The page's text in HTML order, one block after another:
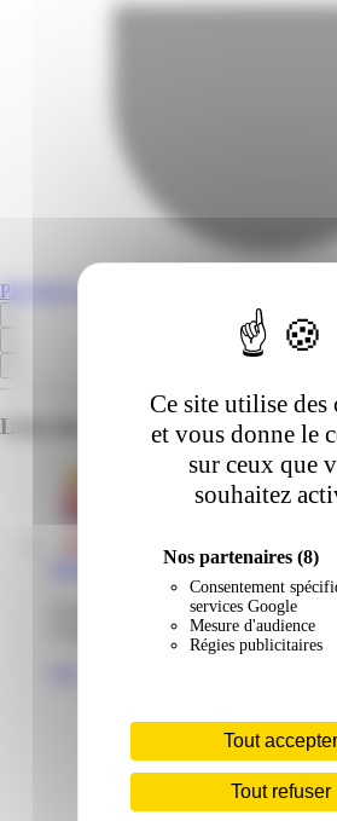
Ce site utilise des
et vous donne le
sur ceux que
souhaitez
Nos partenaires (8)
Consentement
services Google
Mesure d'audience
Régies publicitaires
Tout accepter
Tout refuser
PROMOS.GP
Liste des emplacements pour ce
Jardiland | Jardivillage | Baie-Mahault
Centre commercial Jardivilallage